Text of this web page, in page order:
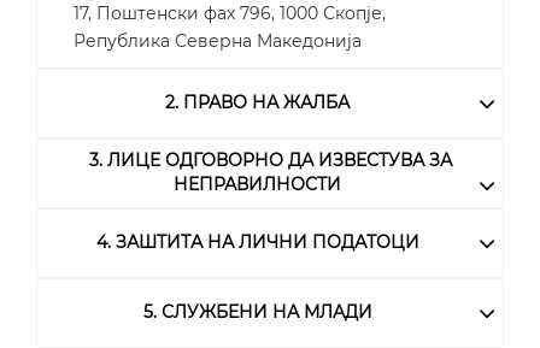
17, Поштенски фах 796, 1000 Скопје,
Република Северна Македонија
2. ПРАВО НА ЖАЛБА
3. ЛИЦЕ ОДГОВОРНО ДА ИЗВЕСТУВА ЗА
НЕПРАВИЛНОСТИ
4. ЗАШТИТА НА ЛИЧНИ ПОДАТОЦИ
5. СЛУЖБЕНИ НА МЛАДИ